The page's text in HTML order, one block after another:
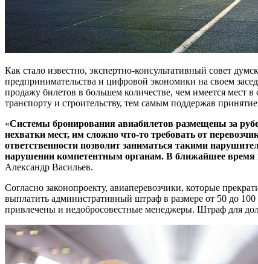
Как стало известно, экспертно-консультативный совет
предпринимательства и цифровой экономики на своем
продажу билетов в большем количестве, чем имеется мест
транспорту и строительству, тем самым поддержав
«Системы бронирования авиабилетов размещены за
нехватки мест, им сложно что-то требовать от
ответственности позволит заниматься такими
нарушении компетентным органам. В ближайшее время
Александр Васильев.
Согласно законопроекту, авиаперевозчики, которые
выплатить административный штраф в размере от 50 до
привлечены и недобросовестные менеджеры. Штраф для